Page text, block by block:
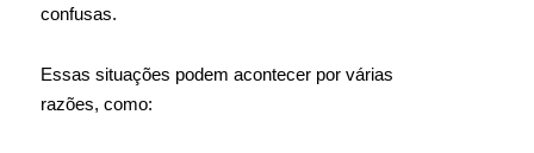
confusas.
Essas situações podem acontecer por várias
razões, como: